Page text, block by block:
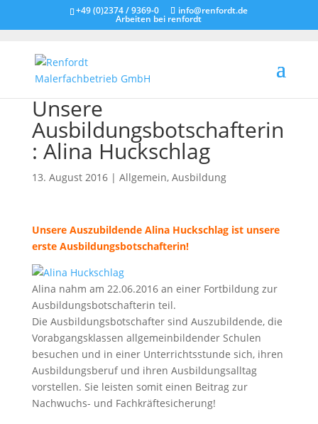
+49 (0)2374 / 9369-0 info@renfordt.de
Arbeiten bei renfordt
Unsere
Ausbildungsbotschafterin
: Alina Huckschlag
13. August 2016| Allgemein, Ausbildung
Unsere Auszubildende Alina Huckschlag ist unsere
erste Ausbildungsbotschafterin!
Alina nahm am 22.06.2016 an einer Fortbildung zur
Ausbildungsbotschafterin teil.
Die Ausbildungsbotschafter sind Auszubildende, die
Vorabgangsklassen allgemeinbildender Schulen
besuchen und in einer Unterrichtsstunde sich, ihren
Ausbildungsberuf und ihren Ausbildungsalltag
vorstellen. Sie leisten somit einen Beitrag zur
Nachwuchs- und Fachkräftesicherung!